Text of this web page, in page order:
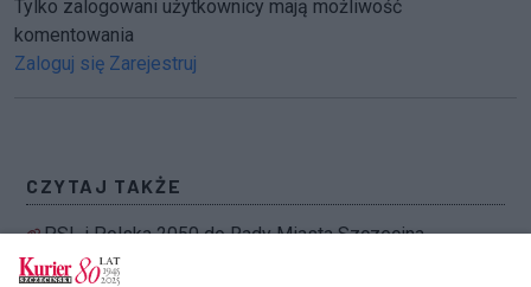
Tylko zalogowani użytkownicy mają możliwość
komentowania
Zaloguj się Zarejestruj
CZYTAJ TAKŻE
PSL i Polska 2050 do Rady Miasta Szczecina
idą razem